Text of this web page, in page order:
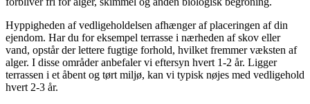
Hyppigheden af vedligeholdelsen afhænger af placeringen af din
ejendom. Har du for eksempel terrasse i nærheden af skov eller
vand, opstår der lettere fugtige forhold, hvilket fremmer væksten af
alger. I disse områder anbefaler vi eftersyn hvert 1-2 år. Ligger
terrassen i et åbent og tørt miljø, kan vi typisk nøjes med vedligehold
hvert 2-3 år.